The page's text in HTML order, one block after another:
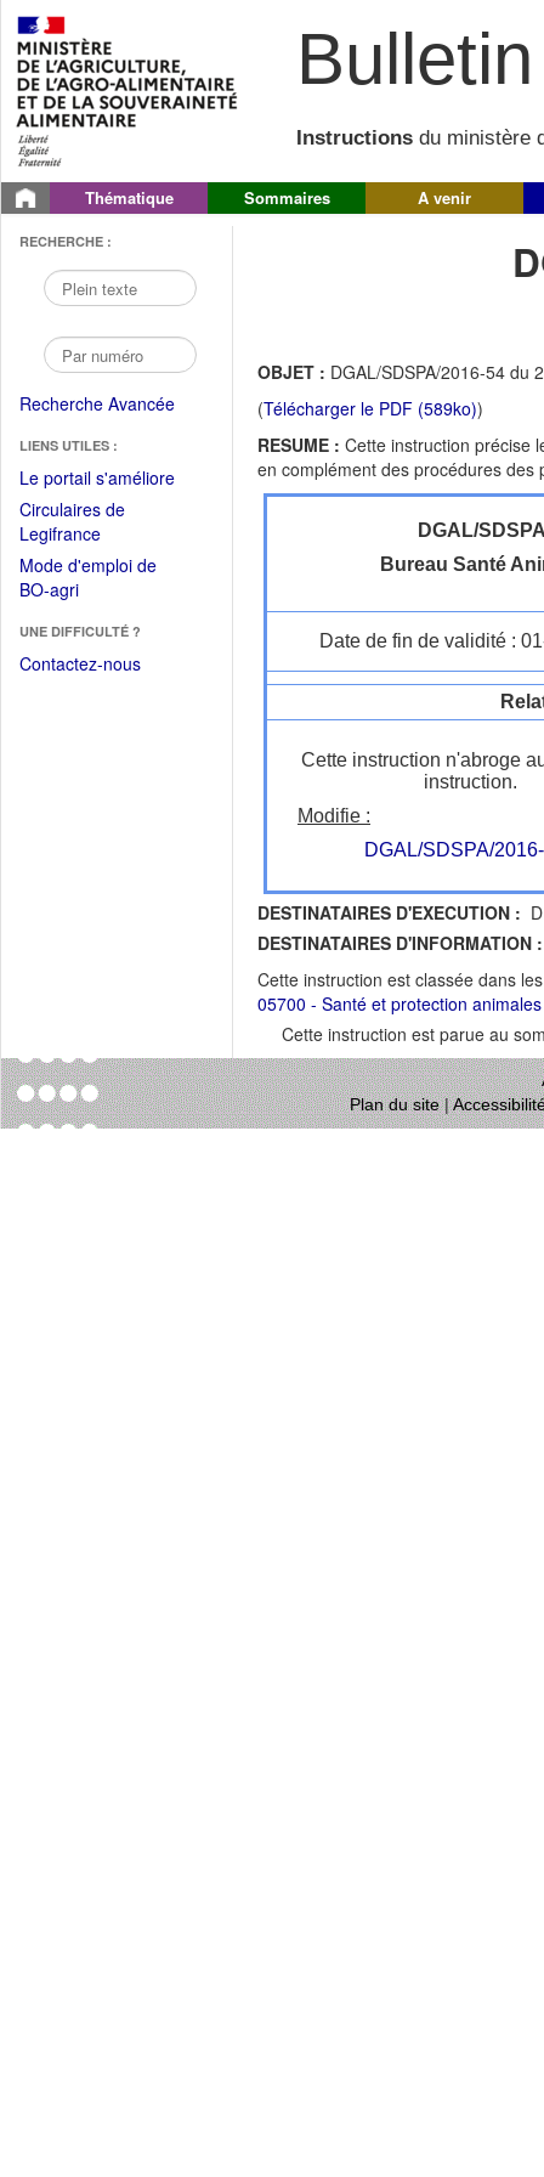
Instructions du ministère
Thématique Sommaires A venir
RECHERCHE :
Recherche Avancée
LIENS UTILES :
Le portail s'améliore(Fichier
Circulaires de
Legifrance(Ouvrir
dans
une
fenêtre)
Mode d'emploi de
BO-agri(Ouvrir
une
nouvelle
UNE DIFFICULTÉ ?
Contactez-nous
OBJET : DGAL/SDSPA/2016-54 du
(Télécharger le PDF (589ko))
RESUME : Cette instruction précise
en complément des procédures
DGAL/
Bureau Santé
Date de fin de validité :
Cette instruction n'abroge
instruction.
Modifie :
DGAL/SDSPA/
DESTINATAIRES D'EXECUTION :
DESTINATAIRES D'INFORMATION :
Cette instruction est classée dans
05700 - Santé et protection animales
Cette instruction est parue au
Plan du site|